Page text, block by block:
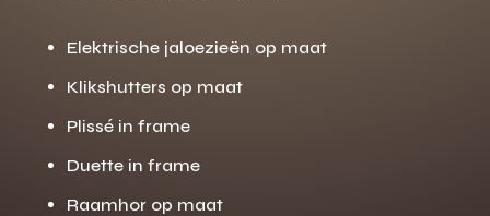
Elektrische jaloezieën op maat
Klikshutters op maat
Plissé in frame
Duette in frame
Raamhor op maat